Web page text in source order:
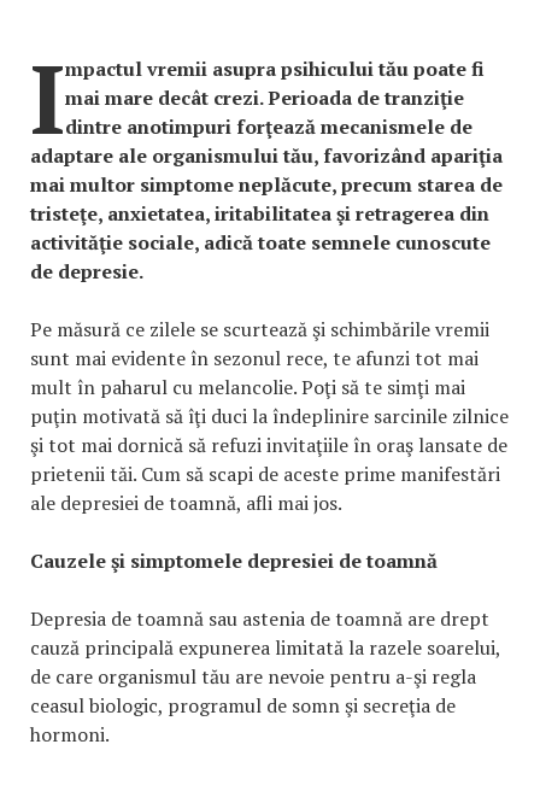
Impactul vremii asupra psihicului tău poate fi
mai mare decât crezi. Perioada de tranziţie
dintre anotimpuri forţează mecanismele de
adaptare ale organismului tău, favorizând apariţia
mai multor simptome neplăcute, precum starea de
tristeţe, anxietatea, iritabilitatea şi retragerea din
activităţie sociale, adică toate semnele cunoscute
de depresie.
Pe măsură ce zilele se scurtează şi schimbările vremii
sunt mai evidente în sezonul rece, te afunzi tot mai
mult în paharul cu melancolie. Poţi să te simţi mai
puţin motivată să îţi duci la îndeplinire sarcinile zilnice
şi tot mai dornică să refuzi invitaţiile în oraş lansate de
prietenii tăi. Cum să scapi de aceste prime manifestări
ale depresiei de toamnă, afli mai jos.
Cauzele şi simptomele depresiei de toamnă
Depresia de toamnă sau astenia de toamnă are drept
cauză principală expunerea limitată la razele soarelui,
de care organismul tău are nevoie pentru a-şi regla
ceasul biologic, programul de somn şi secreţia de
hormoni.